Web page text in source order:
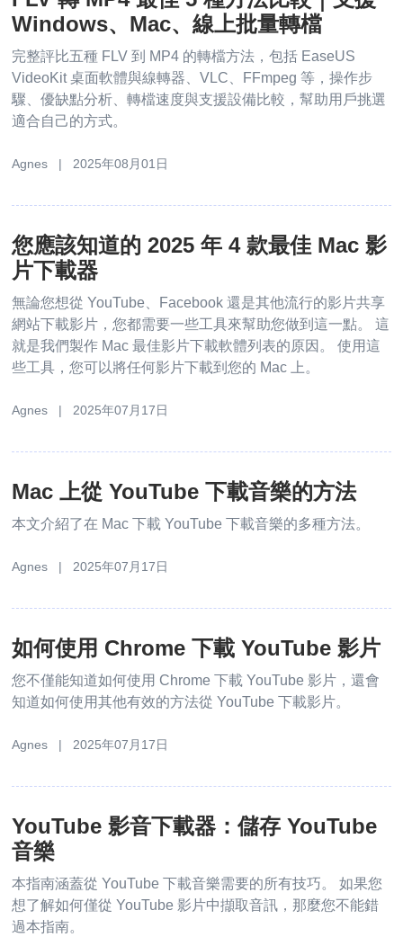
Windows、Mac、線上批量轉檔
完整評比五種 FLV 到 MP4 的轉檔方法，包括 EaseUS
VideoKit 桌面軟體與線轉器、VLC、FFmpeg 等，操作步
驟、優缺點分析、轉檔速度與支援設備比較，幫助用戶挑選
適合自己的方式。
Agnes | 2025年08月01日
您應該知道的 2025 年 4 款最佳 Mac 影
片下載器
無論您想從 YouTube、Facebook 還是其他流行的影片共享
網站下載影片，您都需要一些工具來幫助您做到這一點。 這
就是我們製作 Mac 最佳影片下載軟體列表的原因。 使用這
些工具，您可以將任何影片下載到您的 Mac 上。
Agnes | 2025年07月17日
Mac 上從 YouTube 下載音樂的方法
本文介紹了在 Mac 下載 YouTube 下載音樂的多種方法。
Agnes | 2025年07月17日
如何使用 Chrome 下載 YouTube 影片
您不僅能知道如何使用 Chrome 下載 YouTube 影片，還會
知道如何使用其他有效的方法從 YouTube 下載影片。
Agnes | 2025年07月17日
YouTube 影音下載器：儲存 YouTube
音樂
本指南涵蓋從 YouTube 下載音樂需要的所有技巧。 如果您
想了解如何僅從 YouTube 影片中擷取音訊，那麼您不能錯
過本指南。